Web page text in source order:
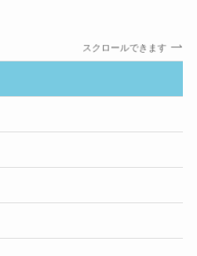
スクロールできます